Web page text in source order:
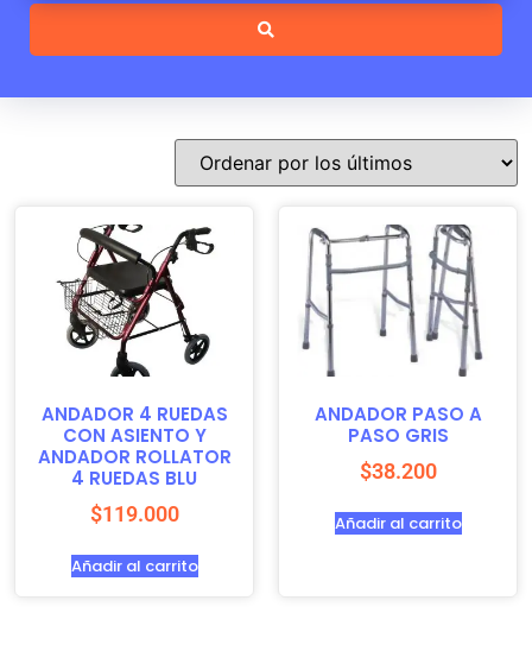
ANDADOR 4 RUEDAS
CON ASIENTO Y
ANDADOR ROLLATOR
4 RUEDAS BLU
$119.000
Añadir al carrito
ANDADOR PASO A
PASO GRIS
$38.200
Añadir al carrito